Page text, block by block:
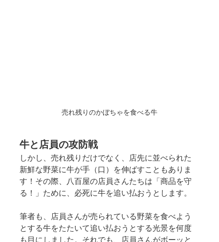
売れ残りのかぼちゃを食べる牛
牛と店員の攻防戦
しかし、売れ残りだけでなく、店先に並べられた
新鮮な野菜に牛が手（口）を伸ばすこともありま
す！その際、八百屋の店員さんたちは「商品を守
る！」ために、必死に牛を追い払おうとします。
筆者も、店員さんが売られている野菜を食べよう
とする牛をたたいて追い払おうとする光景を何度
も目にしました。それでも、店員さんがボーッと